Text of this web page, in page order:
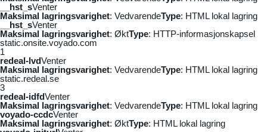
__hst_sVenter
Maksimal lagringsvarighet: VedvarendeType: HTML lokal lagring
__hst_sVenter
Maksimal lagringsvarighet: ØktType: HTTP-informasjonskapsel
static.onsite.voyado.com
1
redeal-lvdVenter
Maksimal lagringsvarighet: VedvarendeType: HTML lokal lagring
static.redeal.se
3
redeal-idfdVenter
Maksimal lagringsvarighet: VedvarendeType: HTML lokal lagring
voyado-ccdcVenter
Maksimal lagringsvarighet: ØktType: HTML lokal lagring